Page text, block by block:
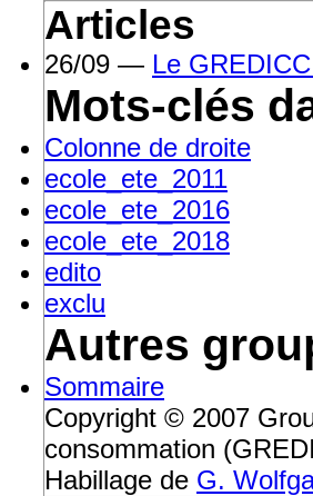
Articles
26/09 — Le
Mots-clés
Colonne de droite
ecole_ete_2011
ecole_ete_2016
ecole_ete_2018
edito
exclu
Autres
Sommaire
Copyright © 2007
consommation
Habillage de G.